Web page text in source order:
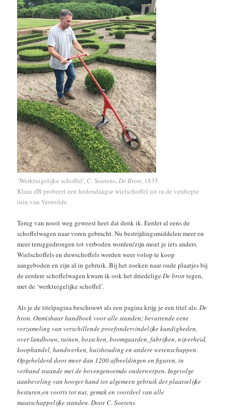
‘Werktuigelijke schoffel’, C. Soetens,De Bron, 1835.
Klaas dB probeert een hedendaagse wielschoffel uit in de verdiepte
tuin van Verwolde.
Terug van nooit weg geweest heet dat denk ik. Eerder al eens de
schoffelwagen naar voren gebracht. Nu bestrijdingsmiddelen meer en
meer teruggedrongen tot verboden worden/zijn moet je iets anders.
Wielschoffels en duwschoffels worden weer volop te koop
aangeboden en zijn al in gebruik. Bij het zoeken naar oude plaatjes bij
de eerdere schoffelwagen kwam ik ook het driedeligeDe bron tegen,
met de ‘werktuigelijke schoffel’.
Als je de titelpagina beschouwt als een pagina krijg je een titel als:De
bron. Onmisbaar handboek voor alle standen; bevattende eene
verzameling van verschillende proefondervindelijke kundigheden,
over landbouw, tuinen, bosschen, boomgaarden, fabrijken, nijverheid,
koophandel, handwerken, huishouding en andere wetenschappen.
Opgehelderd door meer dan 1200 afbeeldingen en figuren, in
verband staande met de bovengenoemde onderwerpen. Ingevolge
aanbeveling van hooger hand tot algemeen gebruik der plaatselijke
besturen,en voorts tot nut, gemak en voordeel van alle
maatschappelijke standen. Door C. Soetens